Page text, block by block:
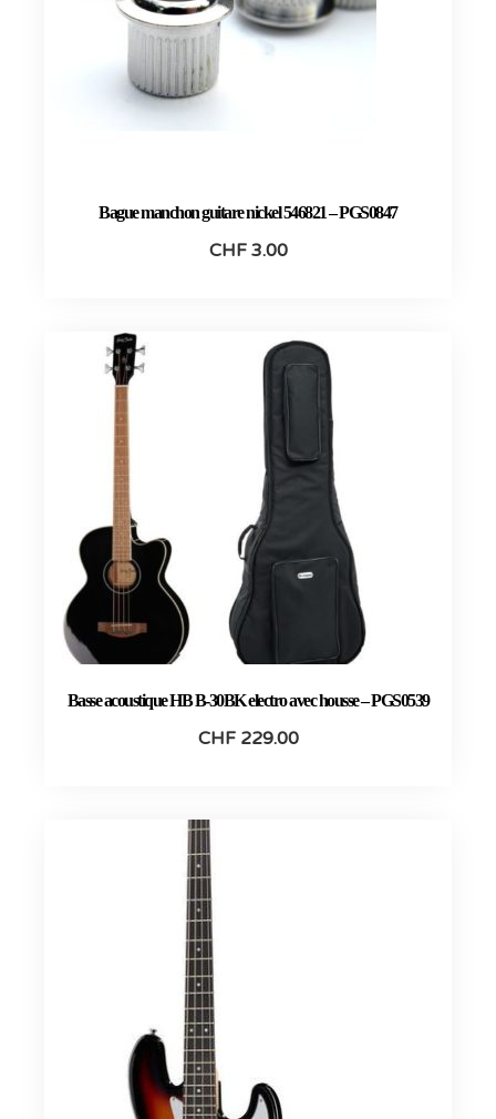
Bague manchon guitare nickel 546821 – PGS0847
CHF3.00
Basse acoustique HB B-30BK electro avec housse – PGS0539
CHF229.00